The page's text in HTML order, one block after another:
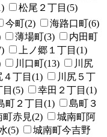
松尾２丁目(5)
今町(2)
海路口町(6)
薄場町(3)
内田町
上ノ郷１丁目(1)
川口町(13)
川尻
４丁目(1)
川尻５丁
目(5)
幸田２丁目(1)
町２丁目(1)
島町３
町赤見(2)
城南町阿
(5)
城南町今吉野